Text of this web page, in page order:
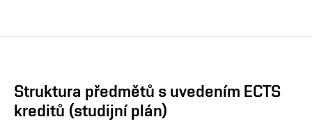
Struktura předmětů s uvedením ECTS
kreditů (studijní plán)